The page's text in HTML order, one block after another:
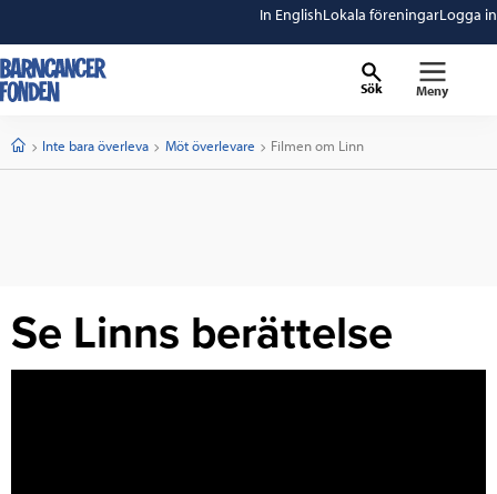
In EnglishLokala föreningarLogga in
Sök Meny
StartInte bara överleva Möt överlevare Current:
Filmen om Linn
Se Linns berättelse